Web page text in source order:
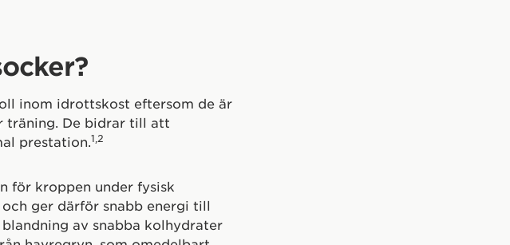
inom idrottskost eftersom de är
träning. De bidrar till att
prestation.1,2
för kroppen under fysisk
ger därför snabb energi till
av snabba kolhydrater